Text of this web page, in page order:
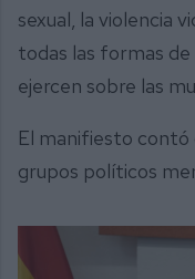
sexual, la violencia
todas las formas
ejercen sobre las
El manifiesto contó
grupos políticos